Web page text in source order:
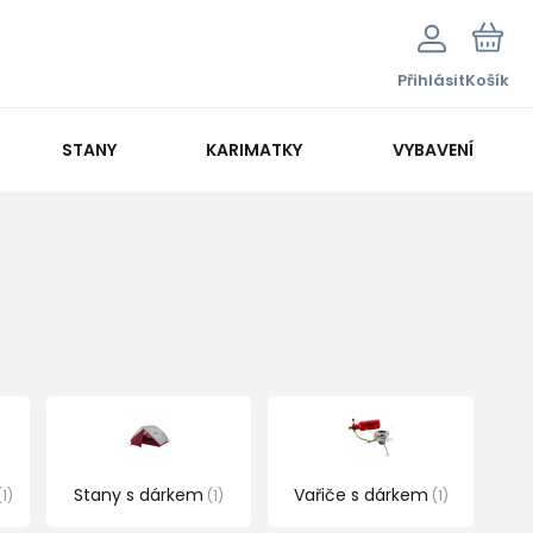
PřihlásitKošík
STANY KARIMATKY VYBAVENÍ
1 Stany s dárkem 1 Vařiče s dárkem 1